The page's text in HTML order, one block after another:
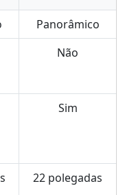
Panorâmico
Não
Sim
22 polegadas